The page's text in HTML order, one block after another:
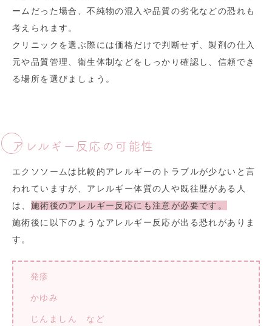
ームだった場合、不純物の混入や品質の劣化などの恐れも
考えられます。
クリニックを選ぶ際には価格だけで判断せず、製剤の仕入
元や品質管理、衛生体制などをしっかり確認し、信頼でき
る場所を選びましょう。
アレルギー反応の可能性
エクソソームは比較的アレルギーのトラブルが少ないと言
われていますが、アレルギー体質の人や既往歴がある人
は、 施術後のアレルギー反応にも注意が必要です。
施術後に以下のようなアレルギー反応が出る恐れがありま
す。
発疹
かゆみ
じんましん など